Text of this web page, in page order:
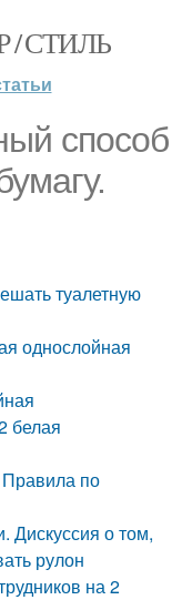
/ СТИЛЬ
способ
туалетную
однослойная
белая
по
Дискуссия о том,
рулон
на 2